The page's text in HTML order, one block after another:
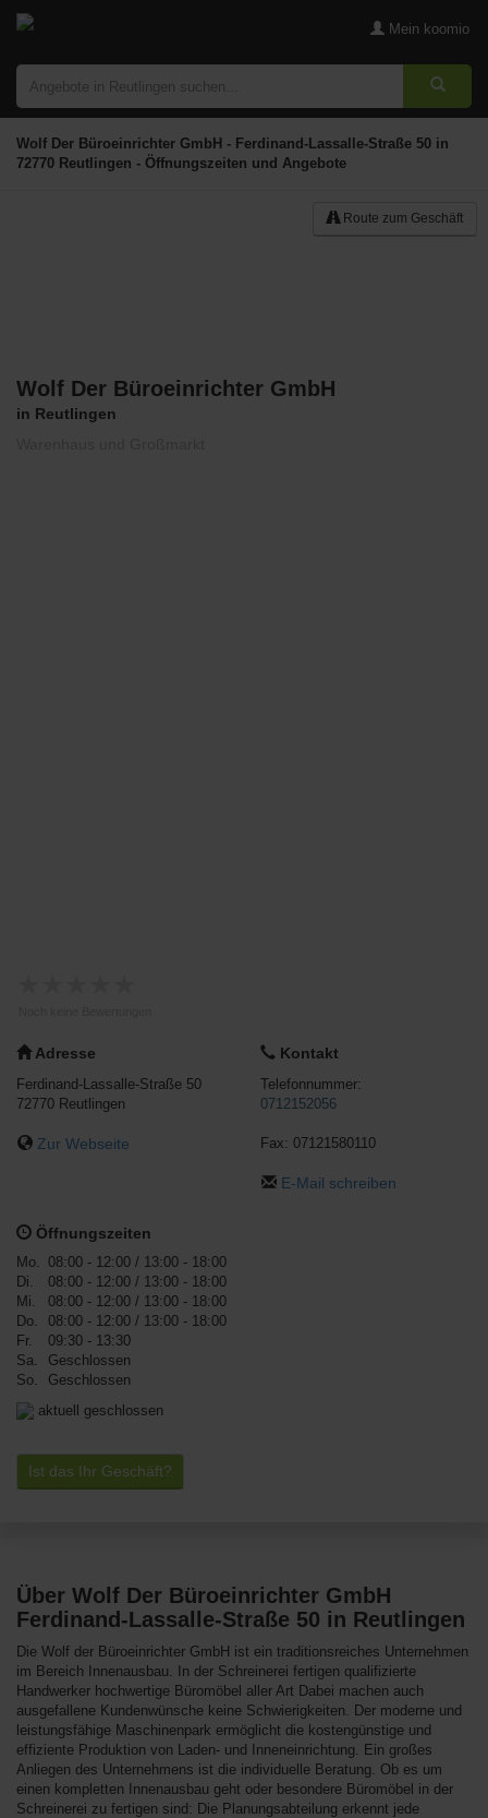
Mein koomio
Wolf Der Büroeinrichter GmbH - Ferdinand-Lassalle-Straße 50 in
72770 Reutlingen - Öffnungszeiten und Angebote
Route zum Geschäft
Wolf Der Büroeinrichter GmbH
in Reutlingen
Adresse
Ferdinand-Lassalle-Straße 50
72770 Reutlingen
Zur Webseite
Kontakt
Telefonnummer:
0712152056
Fax: 07121580110
E-Mail schreiben
Öffnungszeiten
Mo. 08:00 - 12:00 / 13:00 - 18:00
Di.
08:00 - 12:00 / 13:00 - 18:00
Mi.
08:00 - 12:00 / 13:00 - 18:00
Do.
08:00 - 12:00 / 13:00 - 18:00
Fr.
09:30 - 13:30
Sa.
Geschlossen
So.
Geschlossen
aktuell geschlossen
Ist das Ihr Geschäft?
Über Wolf Der Büroeinrichter GmbH
Ferdinand-Lassalle-Straße 50 in Reutlingen
Die Wolf der Büroeinrichter GmbH ist ein traditionsreiches Unternehmen
im Bereich Innenausbau. In der Schreinerei fertigen qualifizierte
Handwerker hochwertige Büromöbel aller Art Dabei machen auch
ausgefallene Kundenwünsche keine Schwierigkeiten. Der moderne und
leistungsfähige Maschinenpark ermöglicht die kostengünstige und
effiziente Produktion von Laden- und Inneneinrichtung. Ein großes
Anliegen des Unternehmens ist die individuelle Beratung. Ob es um
einen kompletten Innenausbau geht oder besondere Büromöbel in der
Schreinerei zu fertigen sind: Die Planungsabteilung erkennt jede